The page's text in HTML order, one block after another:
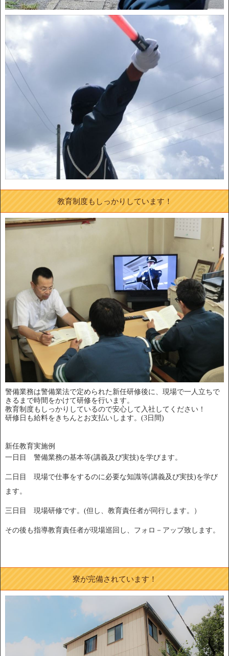
教育制度もしっかりしています！
警備業務は警備業法で定められた新任研修後に、現場で一人立ちで
きるまで時間をかけて研修を行います。
教育制度もしっかりしているので安心して入社してください！
研修日も給料をきちんとお支払いします。(3日間)
新任教育実施例
一日目 警備業務の基本等(講義及び実技)を学びます。
二日目 現場で仕事をするのに必要な知識等(講義及び実技)を学び
ます。
三日目 現場研修です。(但し、教育責任者が同行します。）
その後も指導教育責任者が現場巡回し、フォロ－アップ致します。
寮が完備されています！